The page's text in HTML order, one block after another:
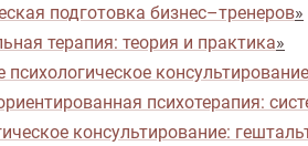
подготовка бизнес–тренеров»
терапия: теория и практика»
психологическое
психотерапия:
консультирование: